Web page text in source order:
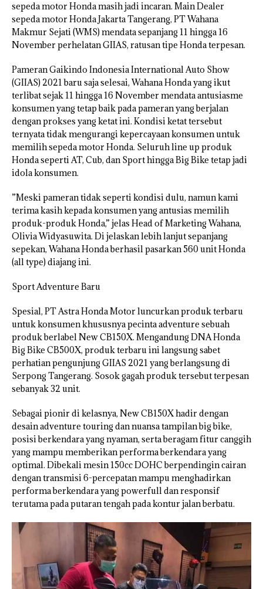
sepeda motor Honda masih jadi incaran. Main Dealer
sepeda motor Honda Jakarta Tangerang, PT Wahana
Makmur Sejati (WMS) mendata sepanjang 11 hingga 16
November perhelatan GIIAS, ratusan tipe Honda terpesan.
Pameran Gaikindo Indonesia International Auto Show
(GIIAS) 2021 baru saja selesai, Wahana Honda yang ikut
terlibat sejak 11 hingga 16 November mendata antusiasme
konsumen yang tetap baik pada pameran yang berjalan
dengan prokses yang ketat ini. Kondisi ketat tersebut
ternyata tidak mengurangi kepercayaan konsumen untuk
memilih sepeda motor Honda. Seluruh line up produk
Honda seperti AT, Cub, dan Sport hingga Big Bike tetap jadi
idola konsumen.
”Meski pameran tidak seperti kondisi dulu, namun kami
terima kasih kepada konsumen yang antusias memilih
produk-produk Honda,” jelas Head of Marketing Wahana,
Olivia Widyasuwita. Di jelaskan lebih lanjut sepanjang
sepekan, Wahana Honda berhasil pasarkan 560 unit Honda
(all type) diajang ini.
Sport Adventure Baru
Spesial, PT Astra Honda Motor luncurkan produk terbaru
untuk konsumen khususnya pecinta adventure sebuah
produk berlabel New CB150X. Mengandung DNA Honda
Big Bike CB500X, produk terbaru ini langsung sabet
perhatian pengunjung GIIAS 2021 yang berlangsung di
Serpong Tangerang. Sosok gagah produk tersebut terpesan
sebanyak 32 unit.
Sebagai pionir di kelasnya, New CB150X hadir dengan
desain adventure touring dan nuansa tampilan big bike,
posisi berkendara yang nyaman, serta beragam fitur canggih
yang mampu memberikan performa berkendara yang
optimal. Dibekali mesin 150cc DOHC berpendingin cairan
dengan transmisi 6-percepatan mampu menghadirkan
performa berkendara yang powerfull dan responsif
terutama pada putaran tengah pada kontur jalan berbatu.